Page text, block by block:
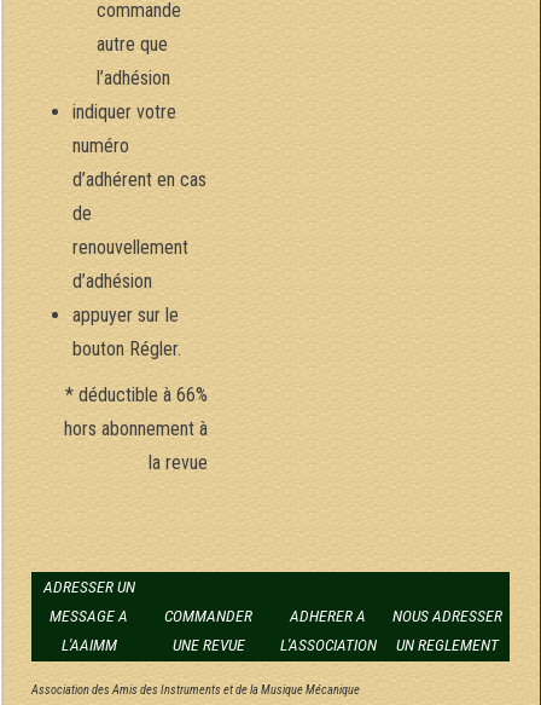
commande
autre que
l’adhésion
indiquer votre
numéro
d’adhérent en cas
de
renouvellement
d’adhésion
appuyer sur le
bouton Régler.
* déductible à 66%
hors abonnement à
la revue
ADRESSER UN
MESSAGE A
L'AAIMM
COMMANDER
UNE REVUE
ADHERER A
L'ASSOCIATION
NOUS ADRESSER
UN REGLEMENT
Association des Amis des Instruments et de la Musique Mécanique